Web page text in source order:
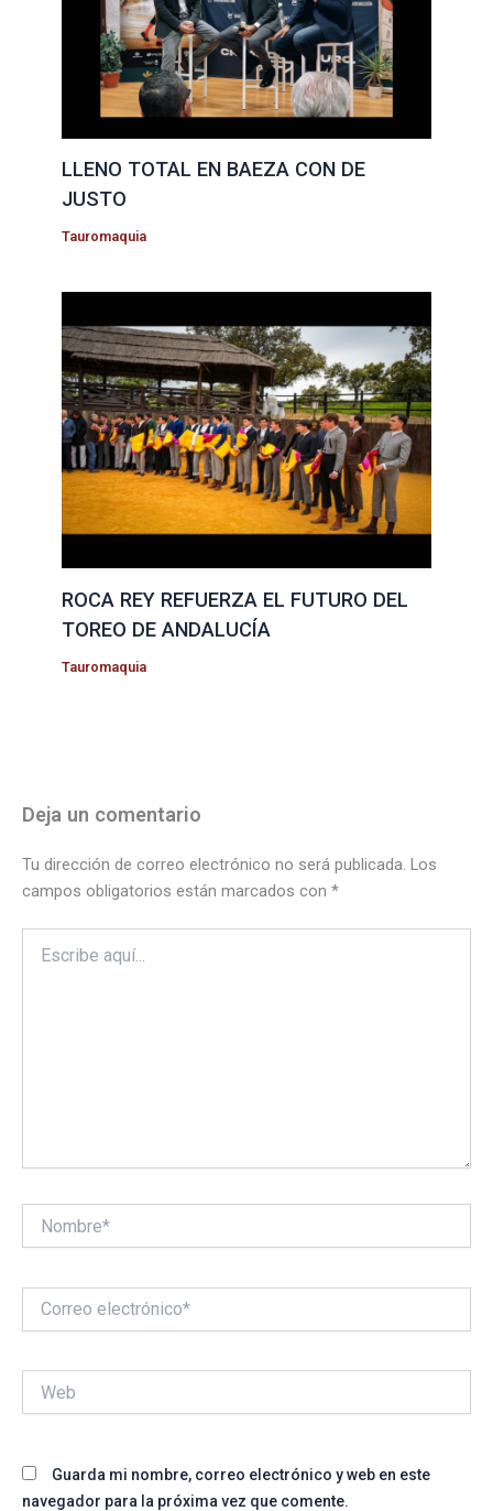
LLENO TOTAL EN BAEZA CON DE
JUSTO
Tauromaquia
ROCA REY REFUERZA EL FUTURO DEL
TOREO DE ANDALUCÍA
Tauromaquia
Deja un comentario
Tu dirección de correo electrónico no será publicada. Los
campos obligatorios están marcados con *
aquí...
electrónico*
Guarda mi nombre, correo electrónico y web en este
navegador para la próxima vez que comente.